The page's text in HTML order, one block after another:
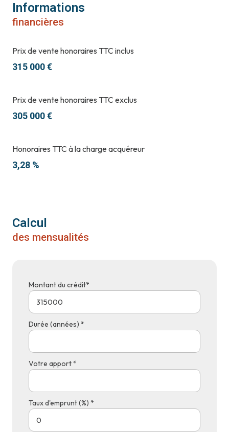
Informations
financières
Prix de vente honoraires TTC inclus
315 000 €
Prix de vente honoraires TTC exclus
305 000 €
Honoraires TTC à la charge acquéreur
3,28 %
Calcul
des mensualités
Montant du crédit*
Durée (années) *
Votre apport *
Taux d'emprunt (%) *